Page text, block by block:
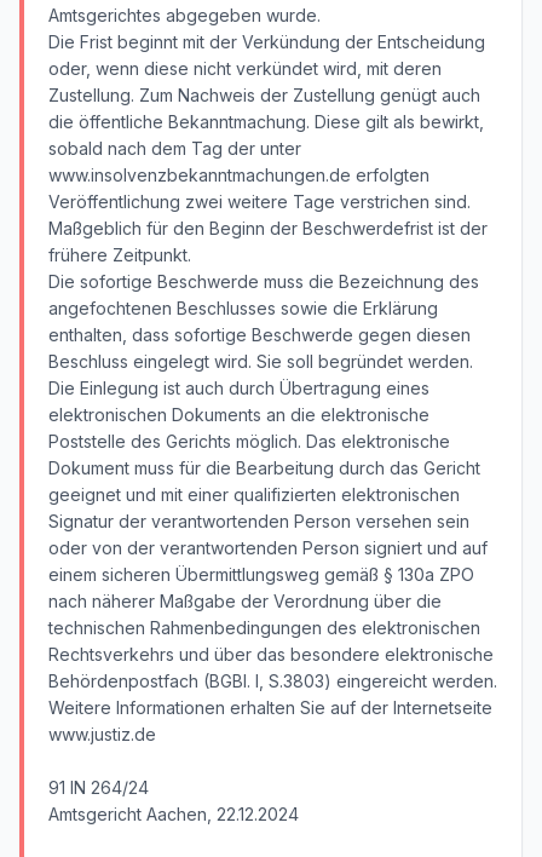
Amtsgerichtes abgegeben wurde.
Die Frist beginnt mit der Verkündung der Entscheidung
oder, wenn diese nicht verkündet wird, mit deren
Zustellung. Zum Nachweis der Zustellung genügt auch
die öffentliche Bekanntmachung. Diese gilt als bewirkt,
sobald nach dem Tag der unter
www.insolvenzbekanntmachungen.de erfolgten
Veröffentlichung zwei weitere Tage verstrichen sind.
Maßgeblich für den Beginn der Beschwerdefrist ist der
frühere Zeitpunkt.
Die sofortige Beschwerde muss die Bezeichnung des
angefochtenen Beschlusses sowie die Erklärung
enthalten, dass sofortige Beschwerde gegen diesen
Beschluss eingelegt wird. Sie soll begründet werden.
Die Einlegung ist auch durch Übertragung eines
elektronischen Dokuments an die elektronische
Poststelle des Gerichts möglich. Das elektronische
Dokument muss für die Bearbeitung durch das Gericht
geeignet und mit einer qualifizierten elektronischen
Signatur der verantwortenden Person versehen sein
oder von der verantwortenden Person signiert und auf
einem sicheren Übermittlungsweg gemäß § 130a ZPO
nach näherer Maßgabe der Verordnung über die
technischen Rahmenbedingungen des elektronischen
Rechtsverkehrs und über das besondere elektronische
Behördenpostfach (BGBl. I, S.3803) eingereicht werden.
Weitere Informationen erhalten Sie auf der Internetseite
www.justiz.de
91 IN 264/24
Amtsgericht Aachen, 22.12.2024